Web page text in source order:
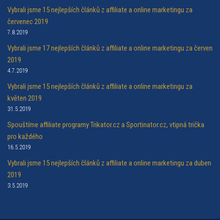
Vybrali jsme 15 nejlepších článků z affiliate a online marketingu za
červenec 2019
7.8.2019
Vybrali jsme 17 nejlepších článků z affiliate a online marketingu za červen
2019
4.7.2019
Vybrali jsme 15 nejlepších článků z affiliate a online marketingu za
květen 2019
31.5.2019
Spouštíme affiliate programy Trikator.cz a Sportinator.cz, vtipná trička
pro každého
16.5.2019
Vybrali jsme 15 nejlepších článků z affiliate a online marketingu za duben
2019
3.5.2019